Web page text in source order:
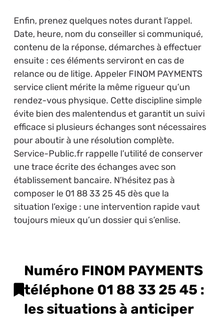
Enfin, prenez quelques notes durant l’appel.
Date, heure, nom du conseiller si communiqué,
contenu de la réponse, démarches à effectuer
ensuite : ces éléments serviront en cas de
relance ou de litige. Appeler FINOM PAYMENTS
service client mérite la même rigueur qu’un
rendez-vous physique. Cette discipline simple
évite bien des malentendus et garantit un suivi
efficace si plusieurs échanges sont nécessaires
pour aboutir à une résolution complète.
Service-Public.fr rappelle l’utilité de conserver
une trace écrite des échanges avec son
établissement bancaire. N’hésitez pas à
composer le 01 88 33 25 45 dès que la
situation l’exige : une intervention rapide vaut
toujours mieux qu’un dossier qui s’enlise.
Numéro FINOM PAYMENTS
téléphone 01 88 33 25 45 :
les situations à anticiper